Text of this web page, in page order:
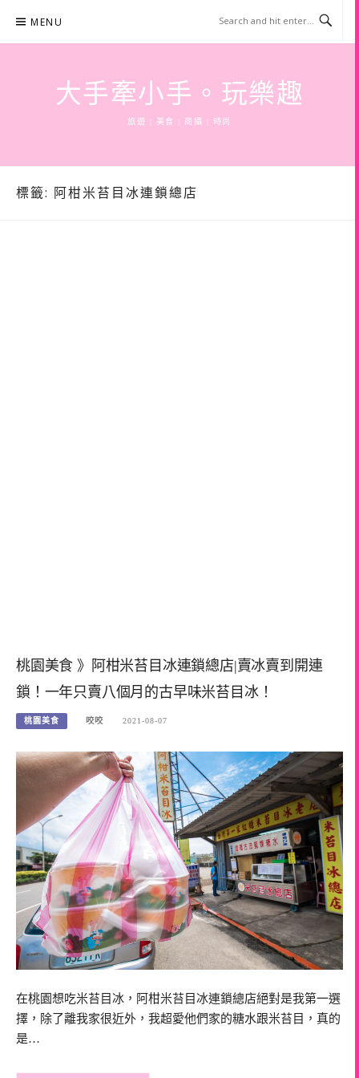
content
MENU
大手牽小手。玩樂趣
旅遊 | 美食 | 商攝 | 時尚
標籤: 阿柑米苔目冰連鎖總店
桃園美食 》阿柑米苔目冰連鎖總店|賣冰賣到開連
鎖！一年只賣八個月的古早味米苔目冰！
桃園美食 咬咬 2021-08-07
在桃園想吃米苔目冰，阿柑米苔目冰連鎖總店絕對是我第一選
擇，除了離我家很近外，我超愛他們家的糖水跟米苔目，真的
是…